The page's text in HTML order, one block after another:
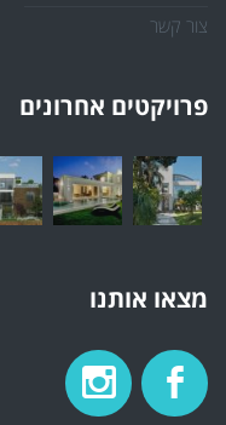
צור קשר
פרויקטים אחרונים
מצאו אותנו